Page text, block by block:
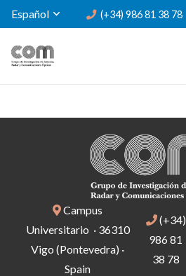
Español (+34) 986 81 38 78
Campus
Universitario · 36310
Vigo (Pontevedra) ·
Spain
(+34)
986 81
38 78